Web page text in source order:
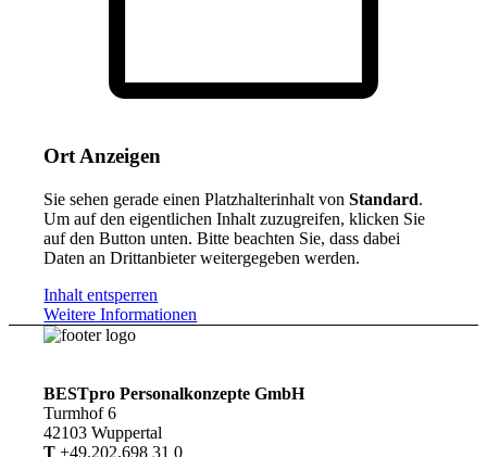
Ort Anzeigen
Sie sehen gerade einen Platzhalterinhalt vonStandard.
Um auf den eigentlichen Inhalt zuzugreifen, klicken Sie
auf den Button unten. Bitte beachten Sie, dass dabei
Daten an Drittanbieter weitergegeben werden.
Inhalt entsperren
Weitere Informationen
BESTpro Personalkonzepte GmbH
Turmhof 6
42103 Wuppertal
T +49.202.698 31 0